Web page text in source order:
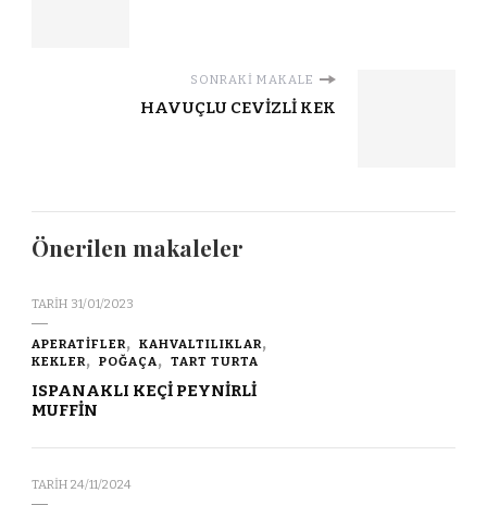
SONRAKI MAKALE
HAVUÇLU CEVİZLİ KEK
Önerilen makaleler
TARIH 31/01/2023
APERATİFLER
KAHVALTILIKLAR
KEKLER
POĞAÇA TART TURTA
ISPANAKLI KEÇİ PEYNİRLİ
MUFFİN
TARIH 24/11/2024